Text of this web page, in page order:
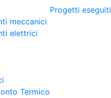
meccanici
elettrici
Termico
Progetti eseguiti